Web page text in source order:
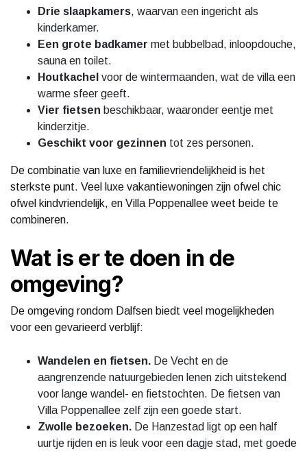
Drie slaapkamers, waarvan een ingericht als
kinderkamer.
Een grote badkamer met bubbelbad, inloopdouche,
sauna en toilet.
Houtkachel voor de wintermaanden, wat de villa een
warme sfeer geeft.
Vier fietsen beschikbaar, waaronder eentje met
kinderzitje.
Geschikt voor gezinnen tot zes personen.
De combinatie van luxe en familievriendelijkheid is het
sterkste punt. Veel luxe vakantiewoningen zijn ofwel chic
ofwel kindvriendelijk, en Villa Poppenallee weet beide te
combineren.
Wat is er te doen in de
omgeving?
De omgeving rondom Dalfsen biedt veel mogelijkheden
voor een gevarieerd verblijf:
Wandelen en fietsen. De Vecht en de
aangrenzende natuurgebieden lenen zich uitstekend
voor lange wandel- en fietstochten. De fietsen van
Villa Poppenallee zelf zijn een goede start.
Zwolle bezoeken. De Hanzestad ligt op een half
uurtje rijden en is leuk voor een dagje stad, met goede